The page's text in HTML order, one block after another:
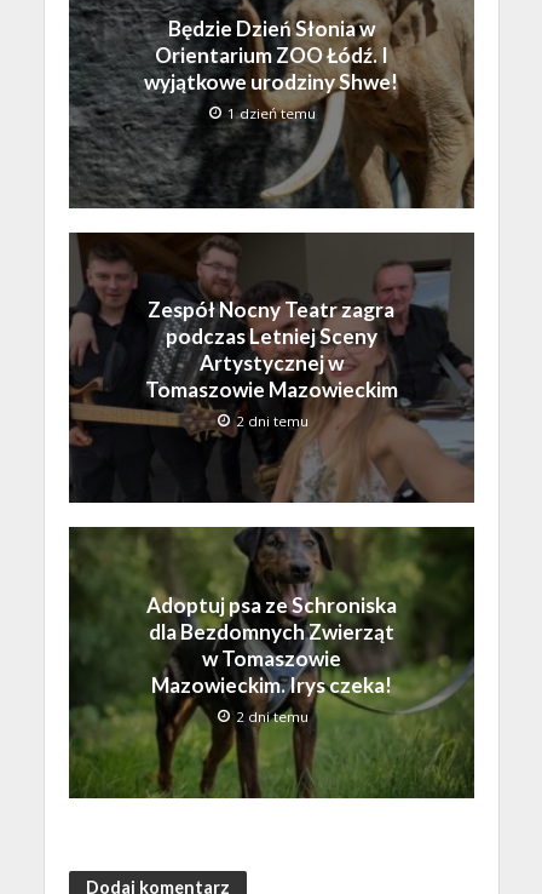
Będzie Dzień Słonia w
Orientarium ZOO Łódź. I
wyjątkowe urodziny Shwe!
1 dzień temu
Zespół Nocny Teatr zagra
podczas Letniej Sceny
Artystycznej w
Tomaszowie Mazowieckim
2 dni temu
Adoptuj psa ze Schroniska
dla Bezdomnych Zwierząt
w Tomaszowie
Mazowieckim. Irys czeka!
2 dni temu
Dodaj komentarz